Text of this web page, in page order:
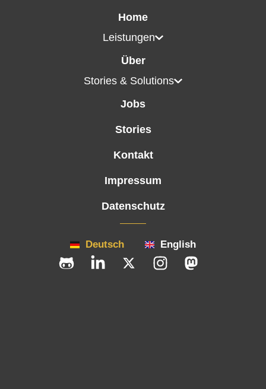
Home
Leistungen
Über
Stories & Solutions
Jobs
Stories
Kontakt
Impressum
Datenschutz
Deutsch English